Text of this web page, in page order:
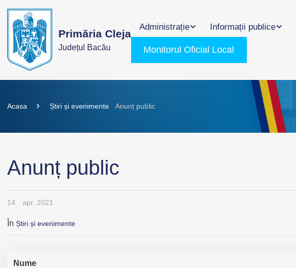
Primăria Cleja
Județul Bacău
Administrație Informații publice
Monitorul Oficial Local
Acasa Știri și evenimente Anunț public
Anunț public
14 apr. 2021
În Știri și evenimente
Nume